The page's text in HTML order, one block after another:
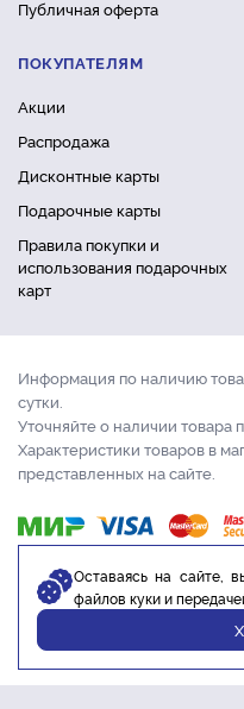
Публичная оферта
ПОКУПАТЕЛЯМ
Акции
Распродажа
Дисконтные карты
Подарочные карты
Правила покупки и
использования подарочных
карт
Информация по наличию
сутки.
Уточняйте о наличии товара
Характеристики товаров в
представленных на сайте.
© 2017 - 2026 ООО «Торгсити»
Оставаясь на сайте,
файлов куки и